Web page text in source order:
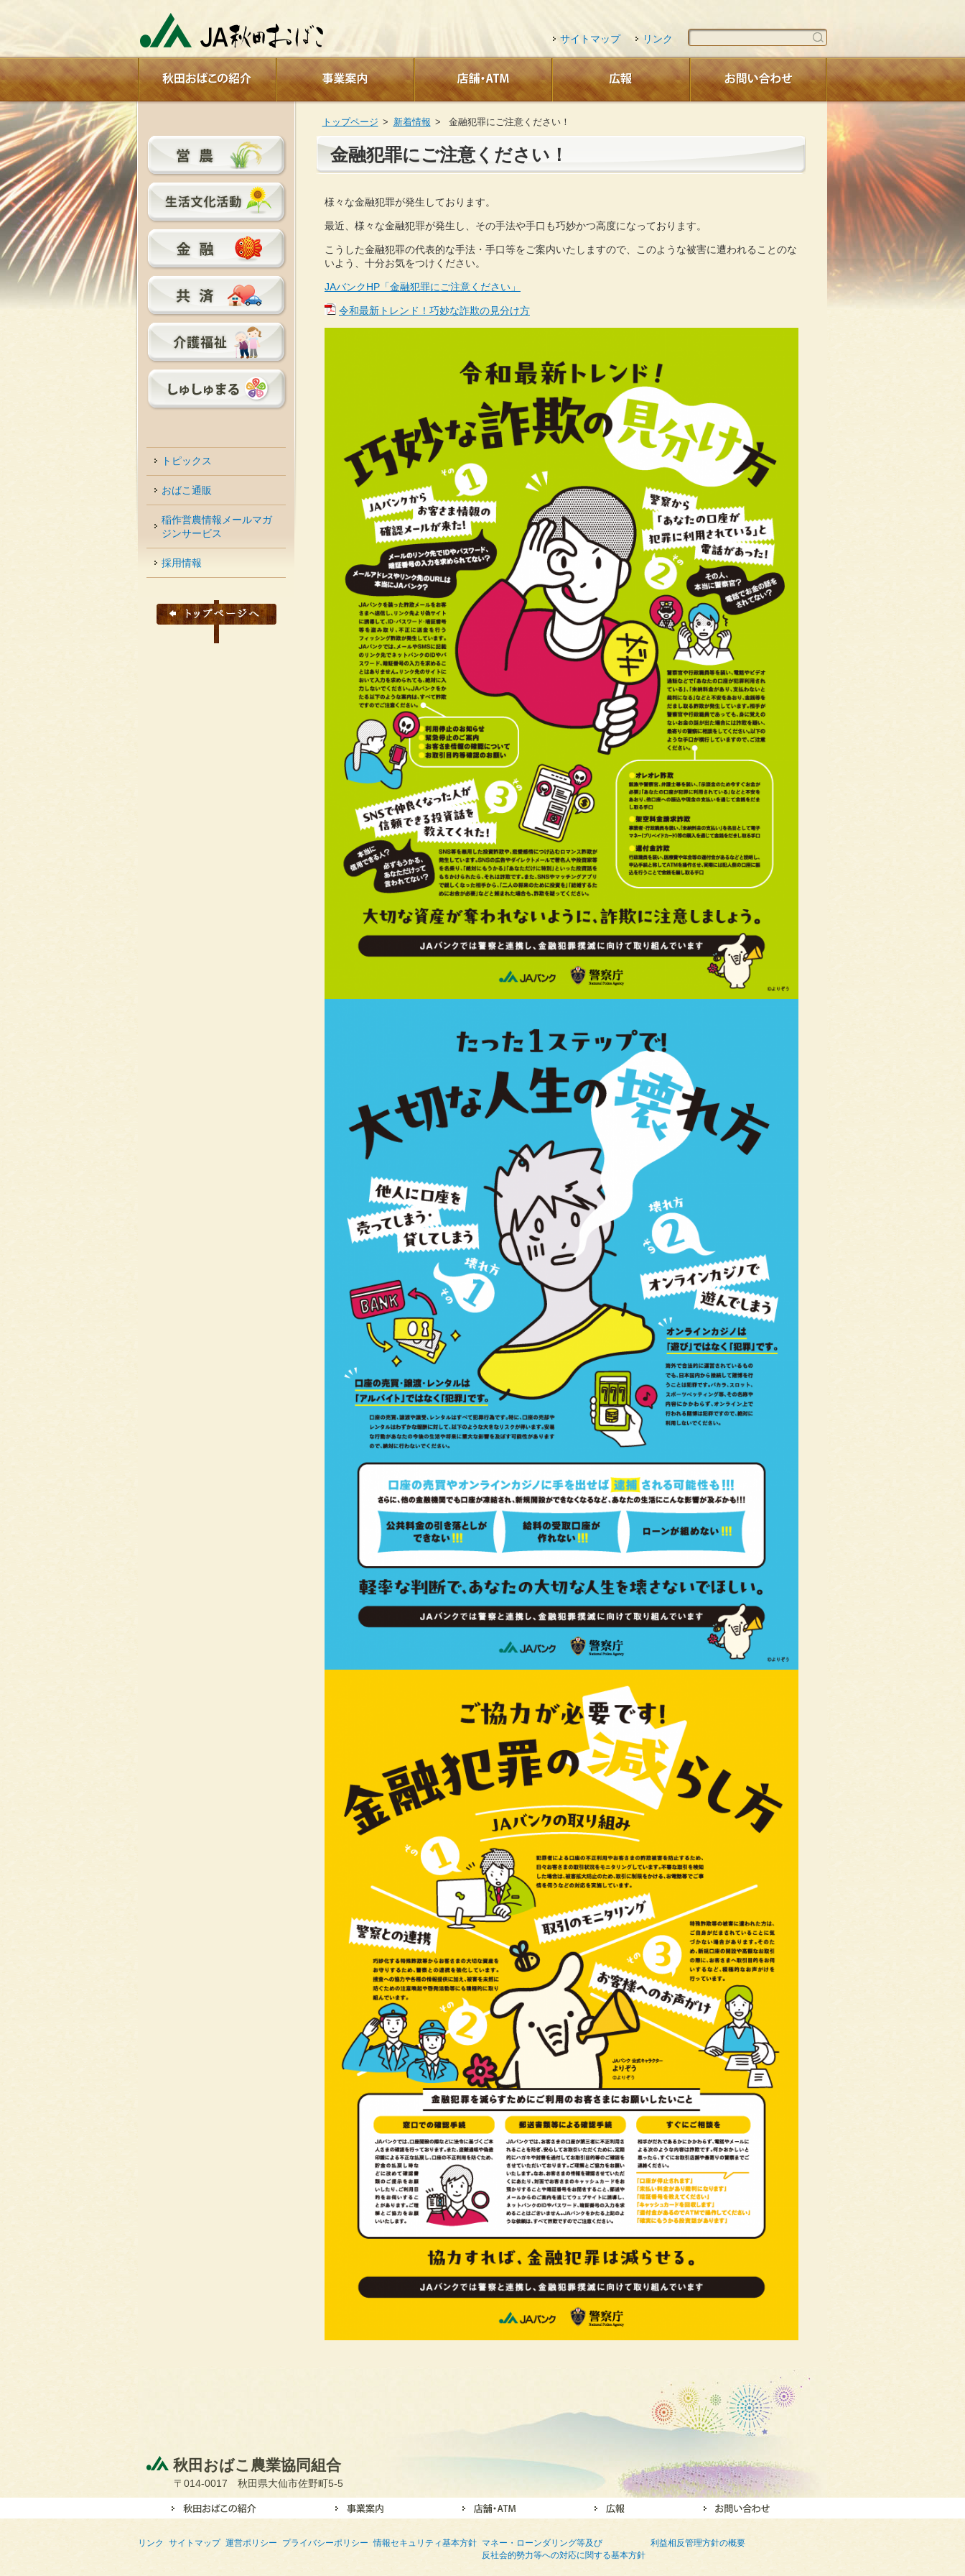
サイトマップ リンク
金融犯罪にご注意ください！
様々な金融犯罪が発生しております。
最近、様々な金融犯罪が発生し、その手法や手口も巧妙かつ高度になっております。
こうした金融犯罪の代表的な手法・手口等をご案内いたしますので、このような被害に遭われることのな
いよう、十分お気をつけください。
JAバンクHP「金融犯罪にご注意ください」
令和最新トレンド！巧妙な詐欺の見分け方
トップページ 新着情報 金融犯罪にご注意ください！
トピックス
おばこ通販
稲作営農情報メールマガ
ジンサービス
採用情報
秋田おばこ農業協同組合
〒014-0017 秋田県大仙市佐野町5-5
リンク サイトマップ 運営ポリシー プライバシーポリシー 情報セキュリティ基本方針
マネー・ローンダリング等及び
反社会的勢力等への対応に関する基本方針
利益相反管理方針の概要